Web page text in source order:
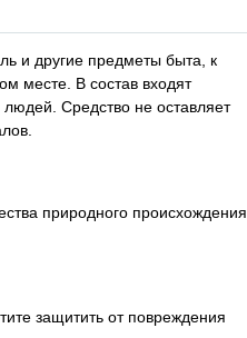
и другие предметы быта, к
месте. В состав входят
Средство не оставляет
природного происхождения,
защитить от повреждения